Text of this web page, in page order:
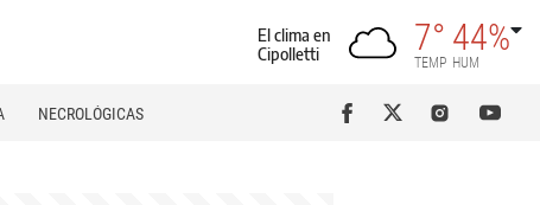
El clima en
Cipolletti
7°
TEMP
44%
HUM
NECROLÓGICAS